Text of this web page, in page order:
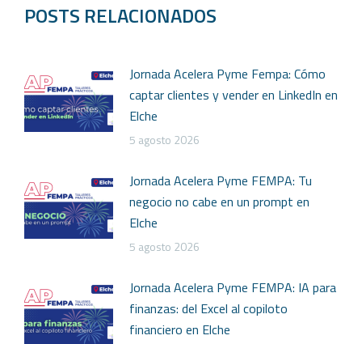
POSTS RELACIONADOS
Jornada Acelera Pyme Fempa: Cómo
captar clientes y vender en LinkedIn en
Elche
5 agosto 2026
Jornada Acelera Pyme FEMPA: Tu
negocio no cabe en un prompt en
Elche
5 agosto 2026
Jornada Acelera Pyme FEMPA: IA para
finanzas: del Excel al copiloto
financiero en Elche